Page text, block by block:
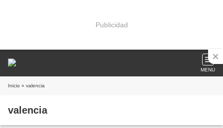
Publicidad
MENU
Inicio » valencia
valencia